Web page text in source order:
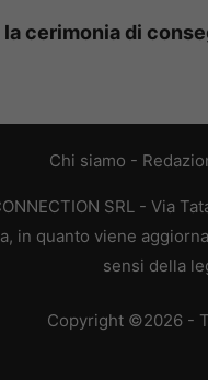
cerimonia di
Chi siamo -
SRL - Via
in quanto viene
sensi della
Copyright ©2026 -